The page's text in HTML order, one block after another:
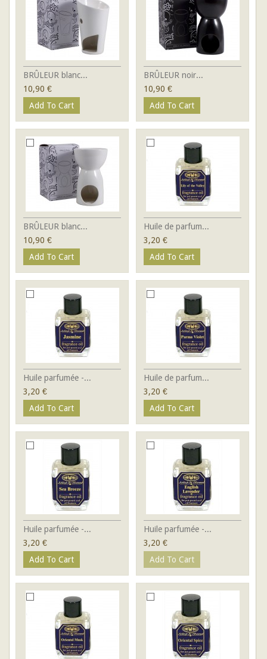
BRÛLEUR blanc...
10,90 €
Add To Cart
BRÛLEUR noir...
10,90 €
Add To Cart
BRÛLEUR blanc...
10,90 €
Add To Cart
Huile de parfum...
3,20 €
Add To Cart
Huile parfumée -...
3,20 €
Add To Cart
Huile de parfum...
3,20 €
Add To Cart
Huile parfumée -...
3,20 €
Add To Cart
Huile parfumée -...
3,20 €
Add To Cart